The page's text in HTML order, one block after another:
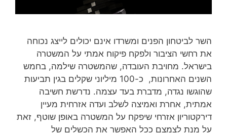
השר לביטחון הפנים ומשרדו אינם יכולים לייצג נכוחה
את רחשי הציבור ולפקח פיקוח אמתי על המשטרה
בישראל. מחויבת העובדה, שהמשטרה שילמה, בחמש
השנים האחרונות, כ-100 מיליוני שקלים בגין תביעות
שהוגשו נגדה, מדברת בעד עצמה. נדרשת חשיבה
אמתית, אחרת ואמיצה לשלב ועדה אזרחית מעיין
דירקטוריון אזרחי שיפקח על המשטרה באופן שוטף, זאת
על מנת לצמצם ככל האפשר את הכשלים של